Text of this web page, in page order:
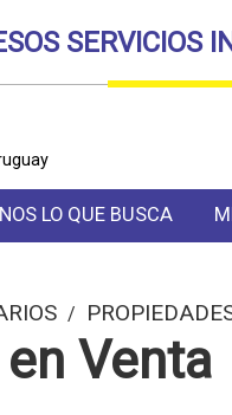
SERVICIOS
LO QUE BUSCA
/
Venta